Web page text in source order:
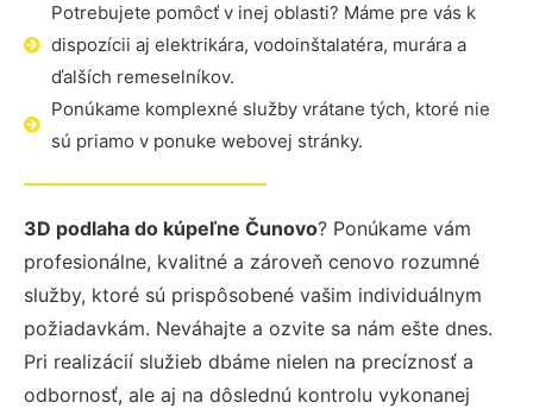
Potrebujete pomôcť v inej oblasti? Máme pre vás k
dispozícii aj elektrikára, vodoinštalatéra, murára a
ďalších remeselníkov.
Ponúkame komplexné služby vrátane tých, ktoré nie
sú priamo v ponuke webovej stránky.
3D podlaha do kúpeľne Čunovo? Ponúkame vám
profesionálne, kvalitné a zároveň cenovo rozumné
služby, ktoré sú prispôsobené vašim individuálnym
požiadavkám. Neváhajte a ozvite sa nám ešte dnes.
Pri realizácií služieb dbáme nielen na precíznosť a
odbornosť, ale aj na dôslednú kontrolu vykonanej